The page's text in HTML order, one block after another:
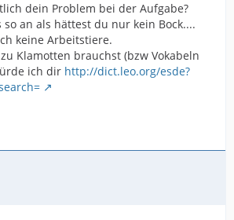
dein Problem bei der Aufgabe?
so an als hättest du nur kein Bock....
keine Arbeitstiere.
Klamotten brauchst (bzw Vokabeln
ich dir http://dict.leo.org/esde?